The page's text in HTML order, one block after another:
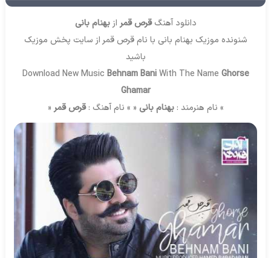
دانلود آهنگ قرص قمرازبهنام بانی
شنونده موزیک بهنام بانی با نام قرص قمر از سایت پخش موزیک
باشید
Download New Music Behnam BaniWith The Name Ghorse
Ghamar
» نام هنرمند :بهنام بانی « » نام آهنگ :قرص قمر«